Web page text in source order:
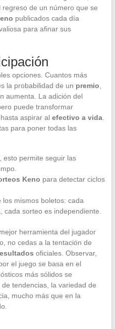
de un número que se
publicados cada día
para afinar sus
opciones. Cuantos más
la probabilidad de un premio
aumenta. La adición del
puede transformar
aspirar al efectivo a vida.
para poner todas las
esto permite seguir las
Keno para detectar ciclos
mismos boletos: cada
sorteo es independiente.
herramienta del jugador
no cedas a la tentación de
oficiales. Observar,
el juego se basa en el
más sólidos se
tendencias, la variedad de
mucho más que en la